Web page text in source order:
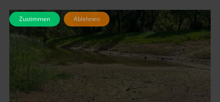
Zustimmen Ablehnen